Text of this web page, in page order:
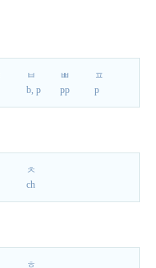
ㅂ
b, p
ㅃ
pp
ㅍ
p
ㅊ
ch
ㅎ